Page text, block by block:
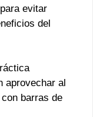
evitar
del
aprovechar al
barras de